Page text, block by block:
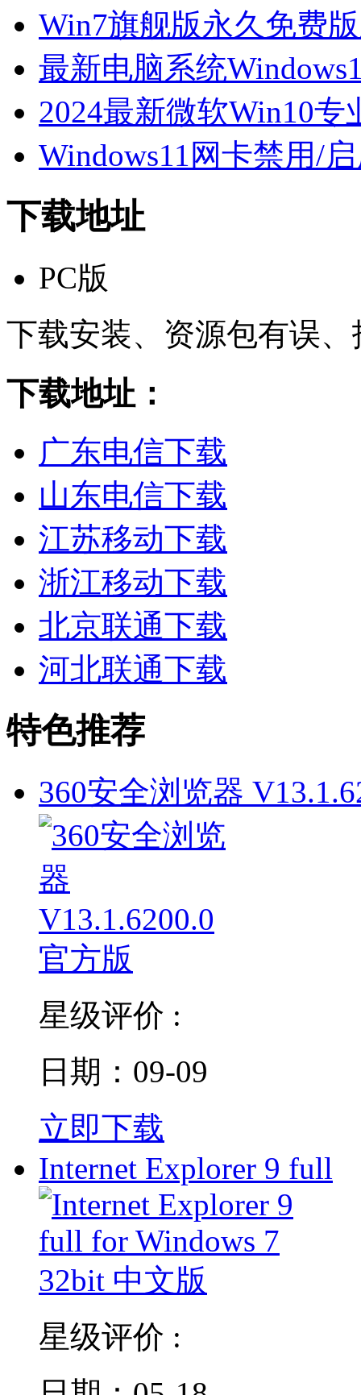
Win7旗舰版永久免费
最新电脑系统
2024最新微软Win10专
Windows11网卡禁用/
下载地址
PC版
下载安装、资源包有误
下载地址：
广东电信下载
山东电信下载
江苏移动下载
浙江移动下载
北京联通下载
河北联通下载
特色推荐
360安全浏览器
星级评价 :
日期：09-09
立即下载
Internet Explorer 9 full
星级评价 :